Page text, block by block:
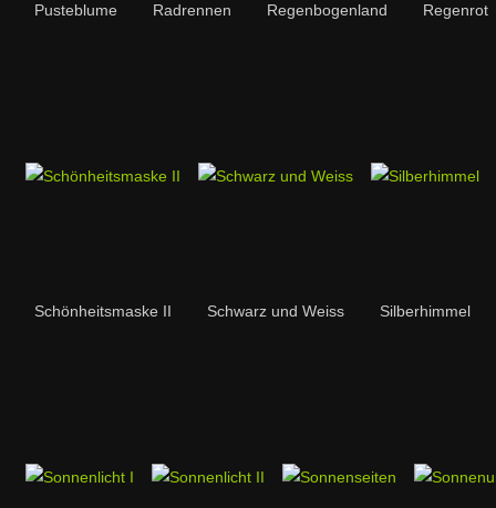
Pusteblume Radrennen Regenbogenland Regenrot
Schönheitsmaske II Schwarz und Weiss Silberhimmel